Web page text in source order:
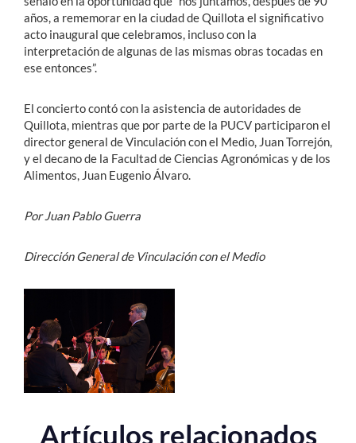
años, a rememorar en la ciudad de Quillota el significativo
acto inaugural que celebramos, incluso con la
interpretación de algunas de las mismas obras tocadas en
ese entonces”.
El concierto contó con la asistencia de autoridades de
Quillota, mientras que por parte de la PUCV participaron el
director general de Vinculación con el Medio, Juan Torrejón,
y el decano de la Facultad de Ciencias Agronómicas y de los
Alimentos, Juan Eugenio Álvaro.
Por Juan Pablo Guerra
Dirección General de Vinculación con el Medio
Artículos relacionados